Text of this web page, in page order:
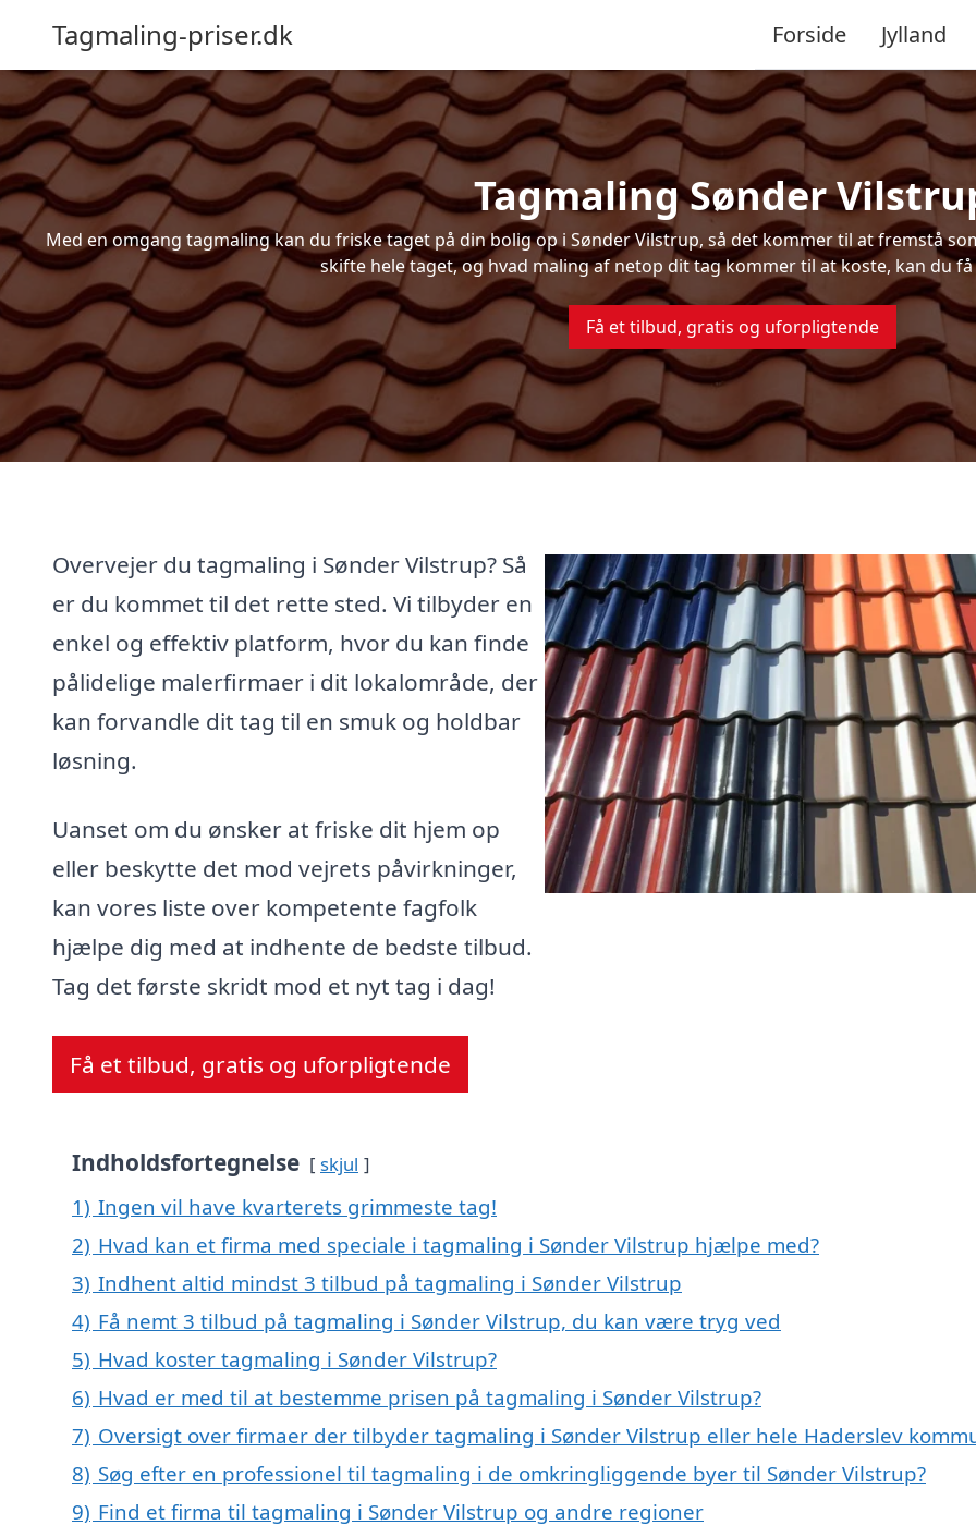
Tagmaling-priser.dk Forside Jylland
Tagmaling Sønder
Med en omgang tagmaling kan du friske taget på din bolig op i Sønder Vilstrup, så det kommer til at fremstå
skifte hele taget, og hvad maling af netop dit tag kommer til at koste, kan du få
Få et tilbud, gratis og uforpligtende
Overvejer du tagmaling i Sønder Vilstrup? Så
er du kommet til det rette sted. Vi tilbyder en
enkel og effektiv platform, hvor du kan finde
pålidelige malerfirmaer i dit lokalområde, der
kan forvandle dit tag til en smuk og holdbar
løsning.
Uanset om du ønsker at friske dit hjem op
eller beskytte det mod vejrets påvirkninger,
kan vores liste over kompetente fagfolk
hjælpe dig med at indhente de bedste tilbud.
Tag det første skridt mod et nyt tag i dag!
Få et tilbud, gratis og uforpligtende
Indholdsfortegnelse skjul
1) Ingen vil have kvarterets grimmeste tag!
2) Hvad kan et firma med speciale i tagmaling i Sønder Vilstrup hjælpe med?
3) Indhent altid mindst 3 tilbud på tagmaling i Sønder Vilstrup
4) Få nemt 3 tilbud på tagmaling i Sønder Vilstrup, du kan være tryg ved
5) Hvad koster tagmaling i Sønder Vilstrup?
6) Hvad er med til at bestemme prisen på tagmaling i Sønder Vilstrup?
7) Oversigt over firmaer der tilbyder tagmaling i Sønder Vilstrup eller hele Haderslev
8) Søg efter en professionel til tagmaling i de omkringliggende byer til Sønder Vilstrup?
9) Find et firma til tagmaling i Sønder Vilstrup og andre regioner